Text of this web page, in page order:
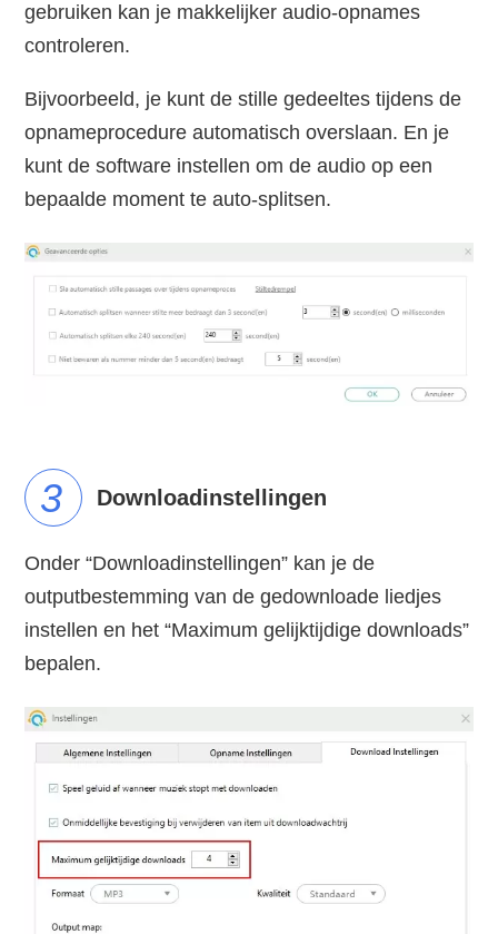
gebruiken kan je makkelijker audio-opnames
controleren.
Bijvoorbeeld, je kunt de stille gedeeltes tijdens de
opnameprocedure automatisch overslaan. En je
kunt de software instellen om de audio op een
bepaalde moment te auto-splitsen.
3 Downloadinstellingen
Onder “Downloadinstellingen” kan je de
outputbestemming van de gedownloade liedjes
instellen en het “Maximum gelijktijdige downloads”
bepalen.